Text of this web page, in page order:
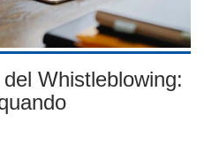
Whistleblowing: